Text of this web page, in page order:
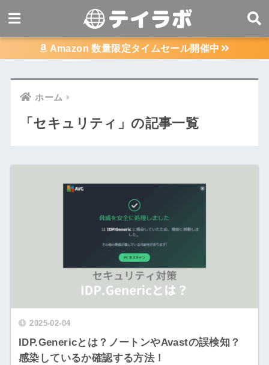
Amazon 数量限定タイムセール開催中
ホーム
「セキュリティ」の記事一覧
2025-02-04
IDP.Genericとは？ノートンやAvastの誤検知？
感染しているか確認する方法！